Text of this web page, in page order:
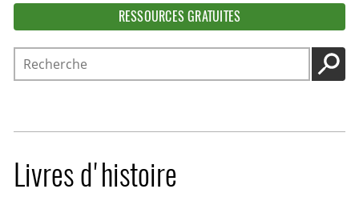
RESSOURCES GRATUITES
Recherche
Livres d'histoire